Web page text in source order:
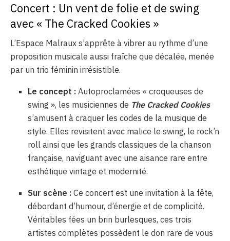
Concert : Un vent de folie et de swing
avec « The Cracked Cookies »
L’Espace Malraux s’apprête à vibrer au rythme d’une
proposition musicale aussi fraîche que décalée, menée
par un trio féminin irrésistible.
Le concept : Autoproclamées « croqueuses de
swing », les musiciennes de The Cracked Cookies
s’amusent à craquer les codes de la musique de
style. Elles revisitent avec malice le swing, le rock’n
roll ainsi que les grands classiques de la chanson
française, naviguant avec une aisance rare entre
esthétique vintage et modernité.
Sur scène : Ce concert est une invitation à la fête,
débordant d’humour, d’énergie et de complicité.
Véritables fées un brin burlesques, ces trois
artistes complètes possèdent le don rare de vous